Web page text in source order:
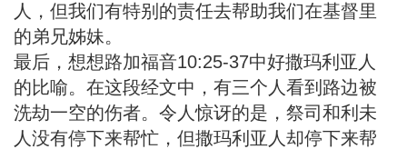
人，但我们有特别的责任去帮助我们在基督里
的弟兄姊妹。
最后，想想路加福音10:25-37中好撒玛利亚人
的比喻。在这段经文中，有三个人看到路边被
洗劫一空的伤者。令人惊讶的是，祭司和利未
人没有停下来帮忙，但撒玛利亚人却停下来帮